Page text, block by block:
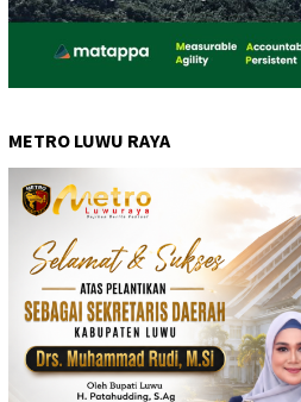
METRO LUWU RAYA